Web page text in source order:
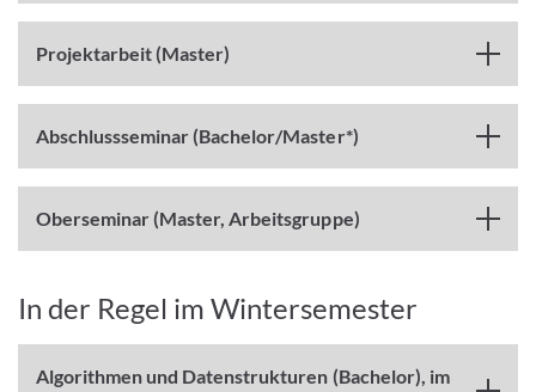
Projektarbeit (Master)
Abschlussseminar (Bachelor/Master*)
Oberseminar (Master, Arbeitsgruppe)
In der Regel im Wintersemester
Algorithmen und Datenstrukturen (Bachelor), im